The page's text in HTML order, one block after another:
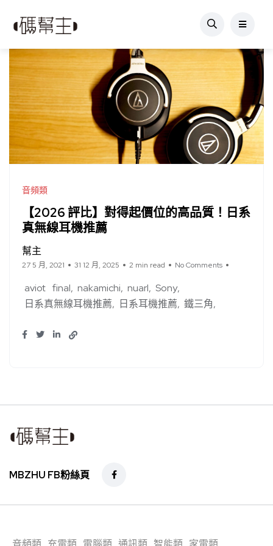
音頻類
【2026 評比】對得起價位的高品質！日系
真無線耳機推薦
幫主
27 5 月, 2021 31 12 月, 2025 2 min read No Comments
aviot final nakamichi nuarl Sony
日系真無線耳機推薦
日系耳機推薦 鐵三角
MBZHU FB粉絲頁